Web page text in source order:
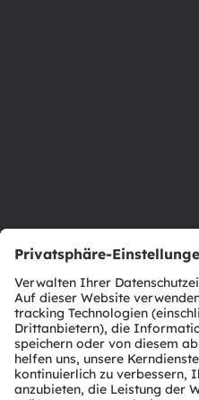
Produkt Selektor
Download Center
Tools
Kundenanfragen
Technischer Support
Partner Netzwerk
Whistleblowing